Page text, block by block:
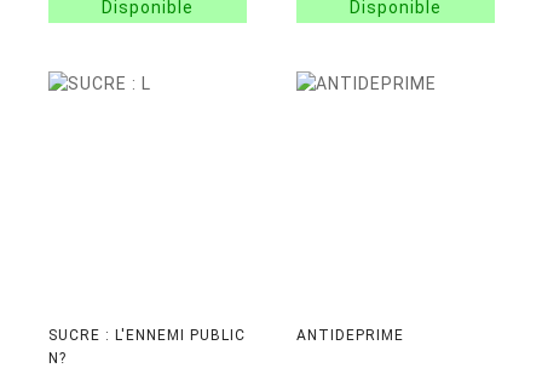
SUCRE : L'ENNEMI PUBLIC
N?
ANTIDEPRIME